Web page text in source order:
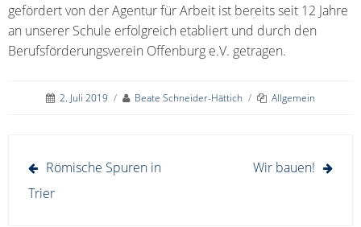
gefördert von der Agentur für Arbeit ist bereits seit 12 Jahre
an unserer Schule erfolgreich etabliert und durch den
Berufsförderungsverein Offenburg e.V. getragen.
2. Juli 2019 / Beate Schneider-Hättich / Allgemein
Beitragsnavigation
Römische Spuren in
Trier
Wir bauen!